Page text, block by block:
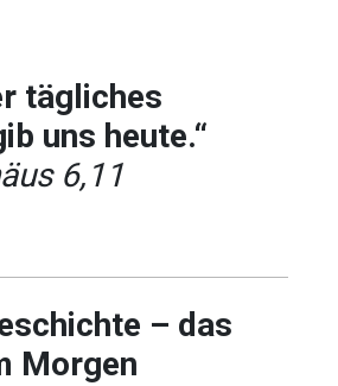
tägliches
uns heute.“
6,11
– das
Morgen